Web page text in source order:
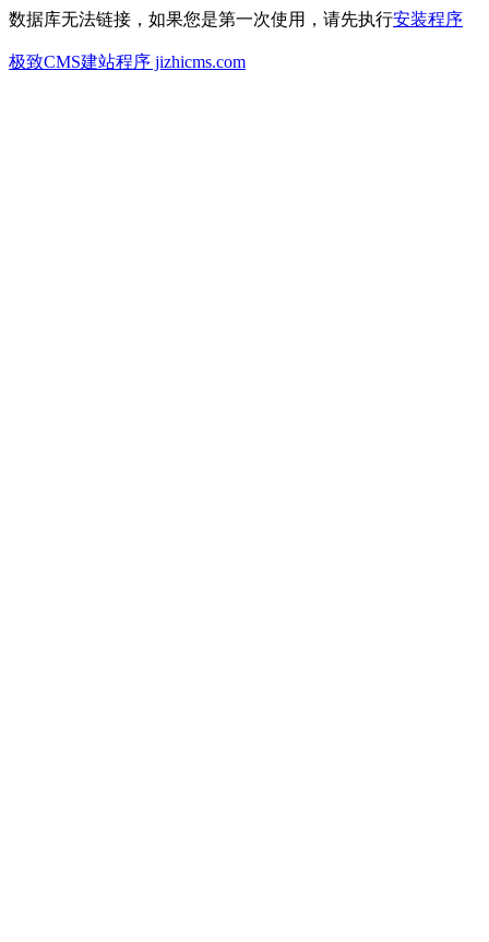
数据库无法链接，如果您是第一次使用，请先执行安装程序
极致CMS建站程序 jizhicms.com